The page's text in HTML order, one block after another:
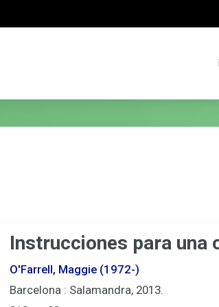
Instrucciones para una
O'Farrell, Maggie (1972-)
Barcelona : Salamandra, 2013.